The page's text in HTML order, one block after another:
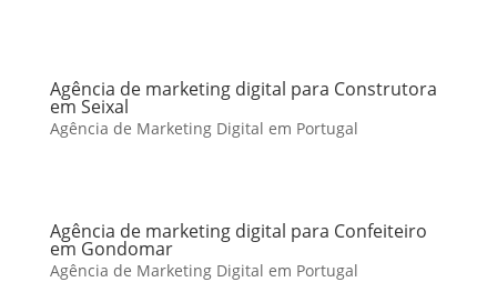
Agência de marketing digital para Construtora
em Seixal
Agência de Marketing Digital em Portugal
Agência de marketing digital para Confeiteiro
em Gondomar
Agência de Marketing Digital em Portugal